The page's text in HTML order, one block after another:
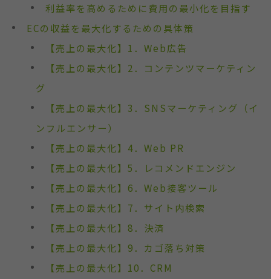
利益率を高めるために費用の最小化を目指す
ECの収益を最大化するための具体策
【売上の最大化】1．Web広告
【売上の最大化】2．コンテンツマーケティン
グ
【売上の最大化】3．SNSマーケティング（イ
ンフルエンサー）
【売上の最大化】4．Web PR
【売上の最大化】5．レコメンドエンジン
【売上の最大化】6．Web接客ツール
【売上の最大化】7．サイト内検索
【売上の最大化】8．決済
【売上の最大化】9．カゴ落ち対策
【売上の最大化】10．CRM